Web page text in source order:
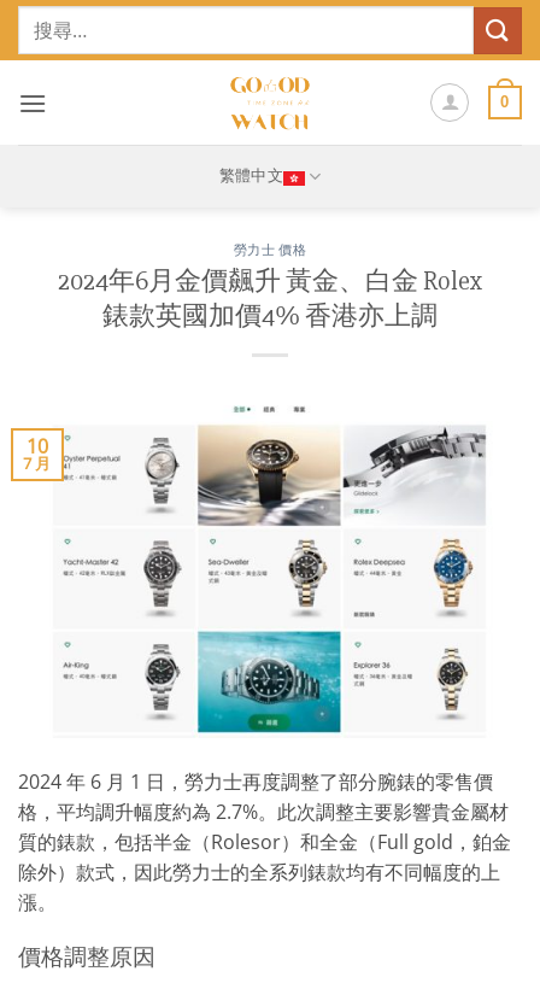
Skip
鍵
0
繁體中文
勞力士 價格
2024年6月金價飆升 黃金、白金 Rolex
錶款英國加價4% 香港亦上調
10
7 月
2024 年 6 月 1 日，勞力士再度調整了部分腕錶的零售價
格，平均調升幅度約為 2.7%。此次調整主要影響貴金屬材
質的錶款，包括半金（Rolesor）和全金（Full gold，鉑金
除外）款式，因此勞力士的全系列錶款均有不同幅度的上
漲。
價格調整原因